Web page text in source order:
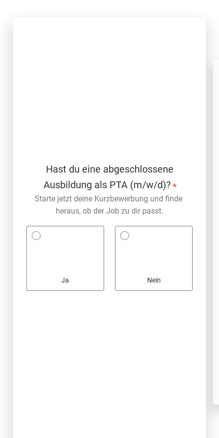
Hast du eine abgeschlossene
Ausbildung als PTA (m/w/d)?*
Starte jetzt deine Kurzbewerbung und finde
heraus, ob der Job zu dir passt.
Ja Nein